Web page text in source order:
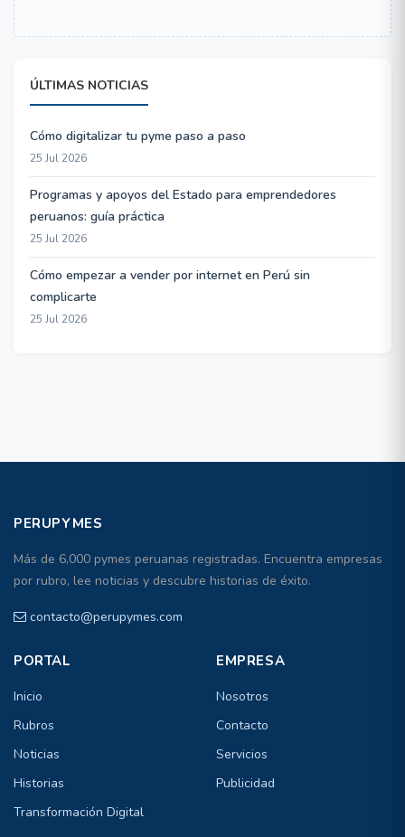
ÚLTIMAS NOTICIAS
Cómo digitalizar tu pyme paso a paso
25 Jul 2026
Programas y apoyos del Estado para emprendedores
peruanos: guía práctica
25 Jul 2026
Cómo empezar a vender por internet en Perú sin
complicarte
25 Jul 2026
PERUPYMES
Más de 6,000 pymes peruanas registradas. Encuentra empresas
por rubro, lee noticias y descubre historias de éxito.
contacto@perupymes.com
PORTAL
Inicio
Rubros
Noticias
Historias
Transformación Digital
EMPRESA
Nosotros
Contacto
Servicios
Publicidad